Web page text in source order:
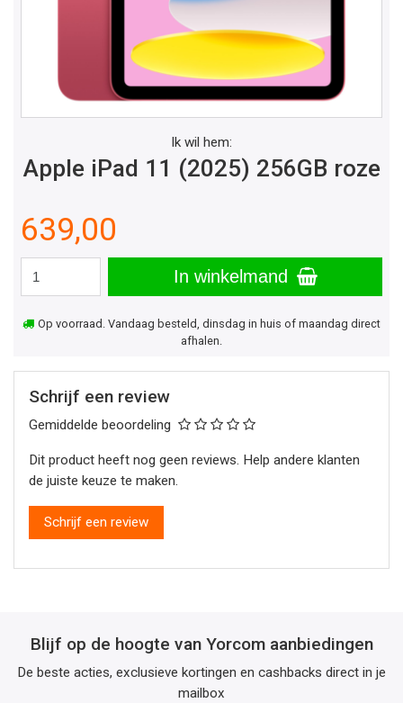
Ik wil hem:
Apple iPad 11 (2025) 256GB roze
639,00
In winkelmand
Op voorraad. Vandaag besteld, dinsdag in huis of maandag direct
afhalen.
Schrijf een review
Gemiddelde beoordeling
Dit product heeft nog geen reviews. Help andere klanten
de juiste keuze te maken.
Schrijf een review
Blijf op de hoogte van Yorcom aanbiedingen
De beste acties, exclusieve kortingen en cashbacks direct in je
mailbox